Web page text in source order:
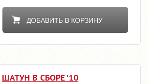
ДОБАВИТЬ В КОРЗИНУ
ШАТУН В СБОРЕ '10